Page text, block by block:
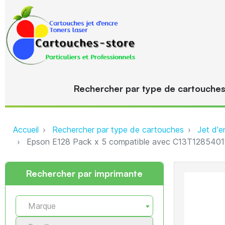
Rechercher par type de cartouches
Accueil Rechercher par type de cartouches Jet
Epson E128 Pack x 5 compatible avec
Rechercher par imprimante
Marque